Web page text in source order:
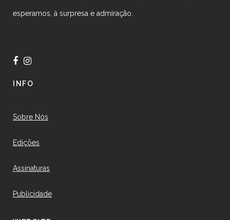
esperamos, à surpresa e admiração.
INFO
Sobre Nós
Edições
Assinaturas
Publicidade